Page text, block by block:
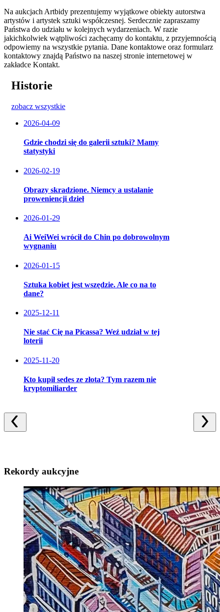
Na aukcjach Artbidy prezentujemy wyjątkowe obiekty autorstwa
artystów i artystek sztuki współczesnej. Serdecznie zapraszamy
Państwa do udziału w kolejnych wydarzeniach. W razie
jakichkolwiek wątpliwości zachęcamy do kontaktu, z przyjemnością
odpowiemy na wszystkie pytania. Dane kontaktowe oraz formularz
kontaktowy znajdą Państwo na naszej stronie internetowej w
zakładce Kontakt.
Historie
zobacz wszystkie
2026-04-09
Gdzie chodzi się do galerii sztuki? Mamy
statystyki
2026-02-19
Obrazy skradzione. Niemcy a ustalanie
proweniencji dzieł
2026-01-29
Ai WeiWei wrócił do Chin po dobrowolnym
wygnaniu
2026-01-15
Sztuka kobiet jest wszędzie. Ale co na to
dane?
2025-12-11
Nie stać Cię na Picassa? Weź udział w tej
loterii
2025-11-20
Kto kupił sedes ze złota? Tym razem nie
kryptomiliarder
Rekordy aukcyjne